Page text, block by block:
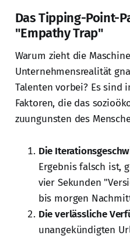
Das Tipping-Point-
"Empathy Trap"
Warum zieht die
Unternehmensrealität
Talenten vorbei? Es sind
Faktoren, die das
zuungunsten des
Die
Ergebnis falsch ist,
vier Sekunden
bis morgen
Die verlässliche
unangekündigten